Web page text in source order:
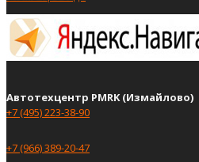
Автотехцентр PMRK (Измайлово)
+7 (495) 223-38-90
+7 (966) 389-20-47